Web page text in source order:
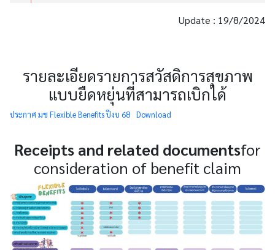
Update : 19/8/2024
รายละเอียดรายการสวัสดิการสุขภาพ
แบบยืดหยุ่นที่สามารถเบิกได้
ประกาศ มช Flexible Benefits ปีงบ 68 Download
Receipts and related documentsfor
consideration of benefit claim